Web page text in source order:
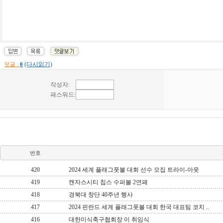
덧글 : 0 (다시읽기)
번호
420
2024 세계 플래그풋볼 대회 선수 모집 트라이-아웃
419
캔자스시티 칩스 수퍼볼 2연패
418
경북대 창단 40주년 행사
417
2024 핀란드 세계 플래그풋볼 대회 한국 대표팀 코치 ..
416
대한미식축구협회장 이 취임식